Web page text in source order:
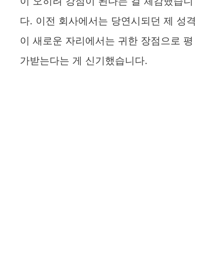
다. 이전 회사에서는 당연시되던 제 성격
이 새로운 자리에서는 귀한 장점으로 평
가받는다는 게 신기했습니다.